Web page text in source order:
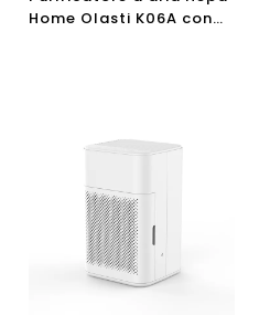
Home Olasti K06A con